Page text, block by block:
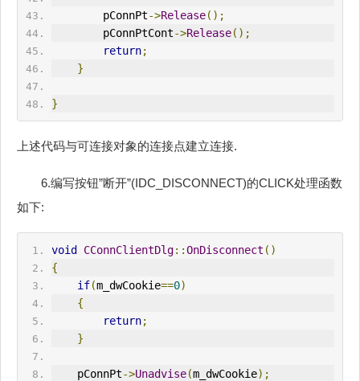
        pConnPt
->Release();
        pConnPtCont
->Release();
return;
}
}
上述代码与可连接对象的连接点建立连接.
6.编写按钮”断开”(IDC_DISCONNECT)的CLICK处理函数
如下:
void CConnClientDlg::OnDisconnect ()
{
if(m_dwCookie==0)
{
return;
}
    pConnPt
->Unadvise(m_dwCookie);